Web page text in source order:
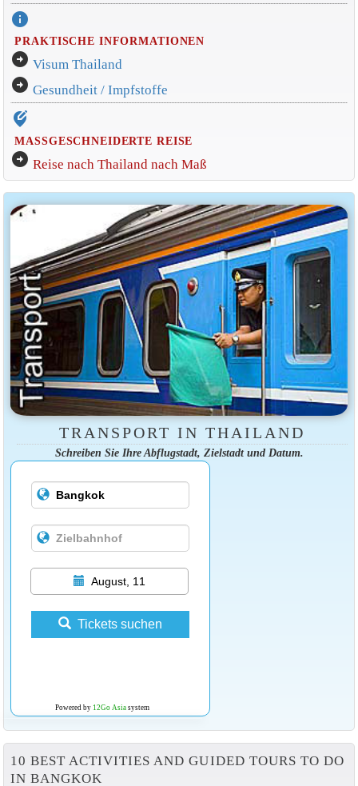
info
PRAKTISCHE INFORMATIONEN
arrow_circle_right Visum Thailand
arrow_circle_right Gesundheit / Impfstoffe
edit_location_alt
MASSGESCHNEIDERTE REISE
arrow_circle_right Reise nach Thailand nach Maß
TRANSPORT IN THAILAND
Schreiben Sie Ihre Abflugstadt, Zielstadt und Datum.
August, 11
Tickets suchen
Powered by 12Go Asiasystem
10 BEST ACTIVITIES AND GUIDED TOURS TO DO
IN BANGKOK